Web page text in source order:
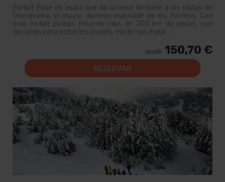
Forfait Pase de esquí que da acceso ilimitado a las pistas de
Grandvalira, el mayor dominio esquiable de los Pirineos. Con
este forfait podrás recorrer más de 200 km de pistas, con
opciones para todos los niveles, modernas instal...
desde 150,70 €
RESERVAR